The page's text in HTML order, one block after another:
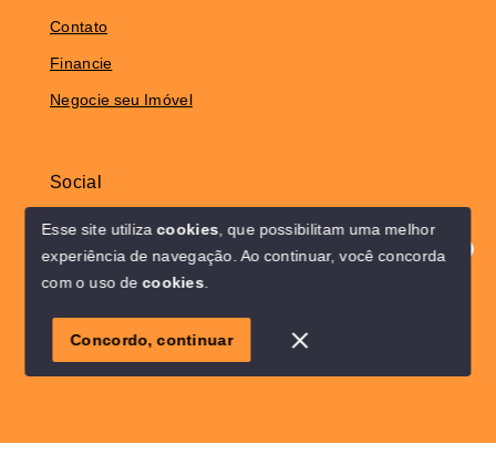
Olá! Estamos disponíveis para te ajudar.
Contato
Financie
Negocie seu Imóvel
Social
Esse site utilizacookies , que possibilitam uma melhor
experiência de navegação. Ao continuar, você concorda
com o uso decookies
Concordo, continuar